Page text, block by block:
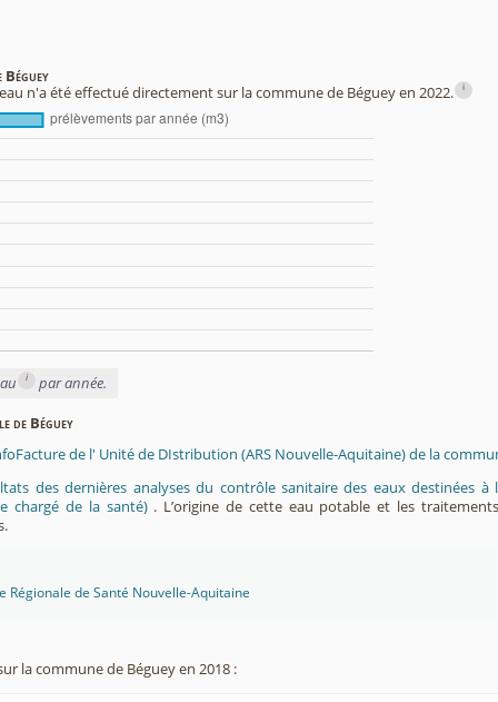
Béguey
n'a été effectué directement sur la commune de Béguey en 2022.
i
i par année.
de Béguey
de l' Unité de DIstribution (ARS Nouvelle-Aquitaine) de la
des dernières analyses du contrôle sanitaire des eaux destinées
chargé de la santé) . L’origine de cette eau potable et les
Régionale de Santé Nouvelle-Aquitaine
la commune de Béguey en 2018 :